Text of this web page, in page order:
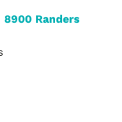
Randers